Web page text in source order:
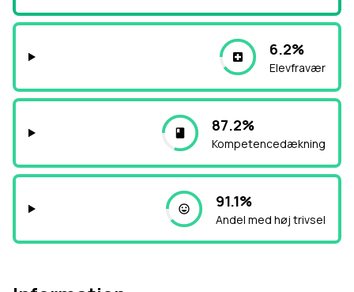
6.2%
Elevfravær
87.2%
Kompetencedækning
91.1%
Andel med høj trivsel